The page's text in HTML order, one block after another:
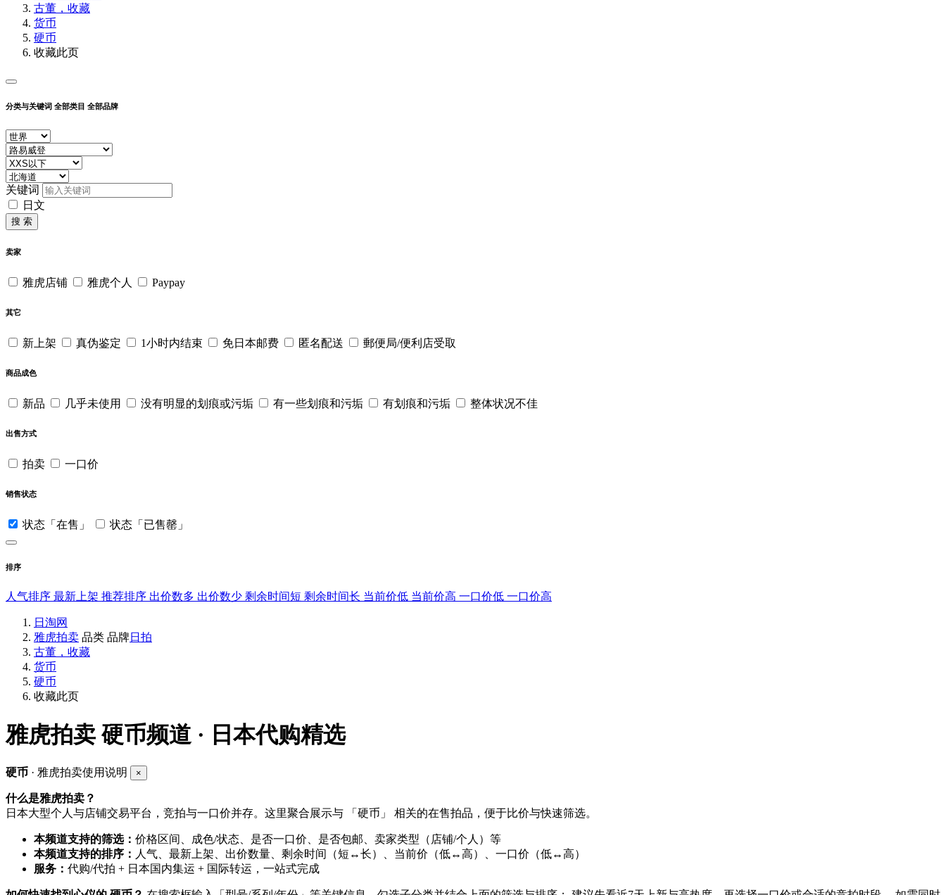
古董，收藏
货币
硬币
收藏此页
分类与关键词 全部类目 全部品牌
关键词
日文
搜 索
卖家
雅虎店铺 雅虎个人 Paypay
其它
新上架 真伪鉴定 1小时内结束 免日本邮费 匿名配送 郵便局/便利店受取
商品成色
新品 几乎未使用 没有明显的划痕或污垢 有一些划痕和污垢 有划痕和污垢 整体状况不佳
出售方式
拍卖 一口价
销售状态
状态「在售」 状态「已售罄」
排序
人气排序 最新上架 推荐排序 出价数多 出价数少 剩余时间短 剩余时间长 当前价低 当前价高 一口价低 一口价高
日淘网
雅虎拍卖 品类 品牌日拍
古董，收藏
货币
硬币
收藏此页
雅虎拍卖 硬币频道 · 日本代购精选
硬币 · 雅虎拍卖使用说明 ×
什么是雅虎拍卖？
日本大型个人与店铺交易平台，竞拍与一口价并存。这里聚合展示与 「硬币」 相关的在售拍品，便于比价与快速筛选。
本频道支持的筛选： 价格区间、成色/状态、是否一口价、是否包邮、卖家类型（店铺/个人）等
本频道支持的排序： 人气、最新上架、出价数量、剩余时间（短↔长）、当前价（低↔高）、一口价（低↔高）
服务： 代购/代拍 + 日本国内集运 + 国际转运，一站式完成